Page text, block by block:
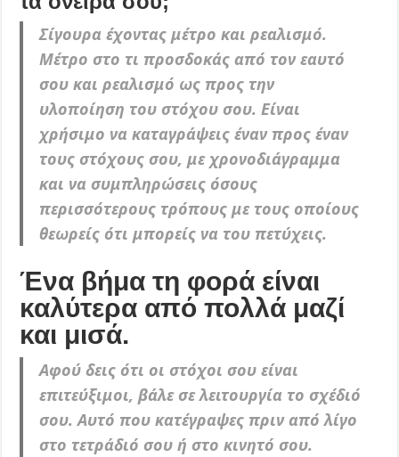
Σίγουρα έχοντας μέτρο και ρεαλισμό.
Μέτρο στο τι προσδοκάς από τον εαυτό
σου και ρεαλισμό ως προς την
υλοποίηση του στόχου σου. Είναι
χρήσιμο να καταγράψεις έναν προς έναν
τους στόχους σου, με χρονοδιάγραμμα
και να συμπληρώσεις όσους
περισσότερους τρόπους με τους οποίους
θεωρείς ότι μπορείς να του πετύχεις.
Ένα βήμα τη φορά είναι
καλύτερα από πολλά μαζί
και μισά.
Αφού δεις ότι οι στόχοι σου είναι
επιτεύξιμοι, βάλε σε λειτουργία το σχέδιό
σου. Αυτό που κατέγραψες πριν από λίγο
στο τετράδιό σου ή στο κινητό σου.